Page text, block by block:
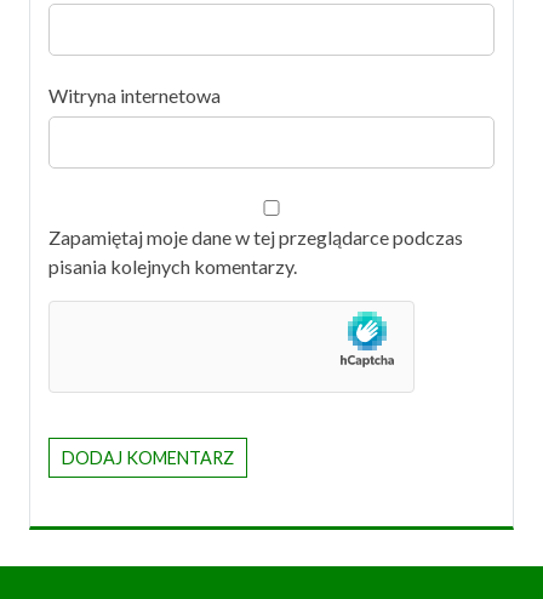
Witryna internetowa
Zapamiętaj moje dane w tej przeglądarce podczas
pisania kolejnych komentarzy.